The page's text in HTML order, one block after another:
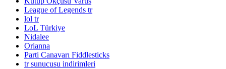
League of Legends tr
lol tr
LoL Türkiye
Nidalee
Orianna
Parti Canavarı Fiddlesticks
tr sunucusu indirimleri